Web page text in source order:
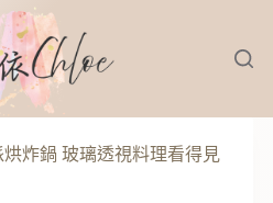
炸鍋 玻璃透視料理看得見